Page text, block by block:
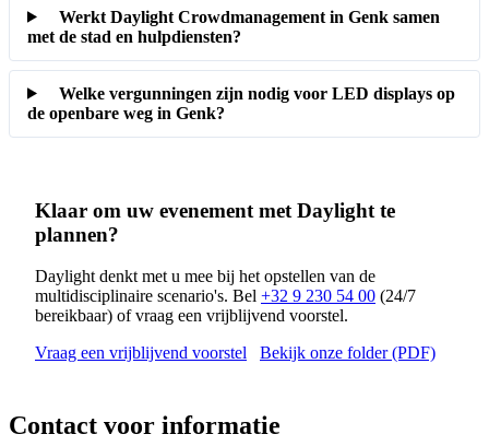
Werkt Daylight Crowdmanagement in Genk samen
met de stad en hulpdiensten?
Welke vergunningen zijn nodig voor LED displays op
de openbare weg in Genk?
Klaar om uw evenement met Daylight te
plannen?
Daylight denkt met u mee bij het opstellen van de
multidisciplinaire scenario's. Bel +32 9 230 54 00 (24/7
bereikbaar) of vraag een vrijblijvend voorstel.
Vraag een vrijblijvend voorstel
Bekijk onze folder (PDF)
Contact voor informatie